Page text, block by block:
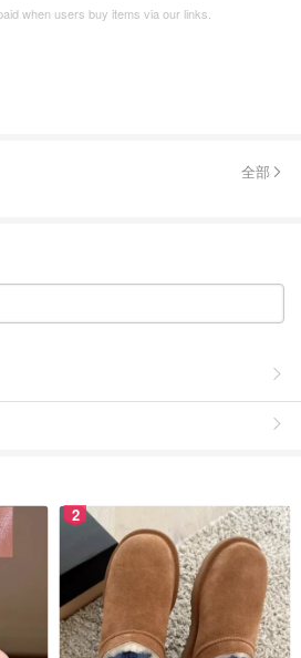
when users buy items via our links.
全部
2